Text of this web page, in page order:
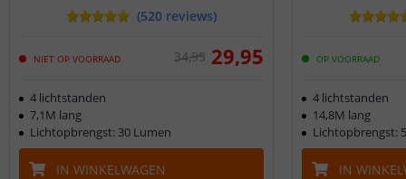
(520 reviews)
NIET OP VOORRAAD 34,95 29,95
4 lichtstanden
7,1M lang
Lichtopbrengst: 30 Lumen
IN WINKELWAGEN
OP VOORRAAD
4 lichtstanden
14,8M lang
Lichtopbrengst:
IN